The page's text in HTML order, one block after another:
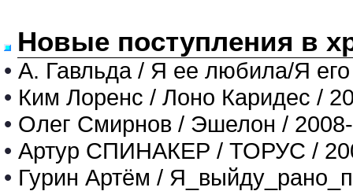
Новые поступления в
• А. Гавльда / Я ее любила/Я
• Ким Лоренс / Лоно Каридес /
• Олег Смирнов / Эшелон /
• Артур СПИНАКЕР / ТОРУС /
• Гурин Артём /